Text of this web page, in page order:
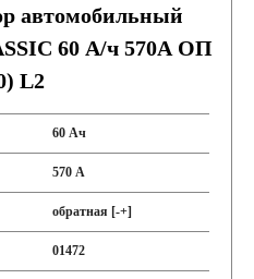
автомобильный
60 А/ч 570А ОП
L2
60 Ач
570 А
обратная [-+]
01472